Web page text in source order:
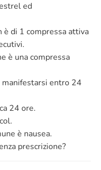
ed
è di 1 compressa attiva
è una compressa
manifestarsi entro 24
24 ore.
è nausea.
prescrizione?